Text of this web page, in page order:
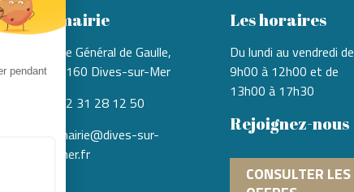
La mairie
Rue Général de Gaulle,
14160 Dives-sur-Mer
02 31 28 12 50
mairie@dives-sur-
mer.fr
Les horaires
Du lundi au vendredi de
9h00 à 12h00 et de
13h00 à 17h30
Rejoignez-nous
CONSULTER LES